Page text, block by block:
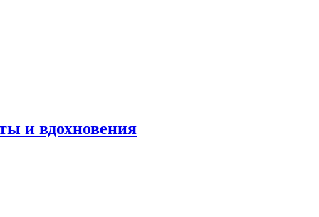
и вдохновения